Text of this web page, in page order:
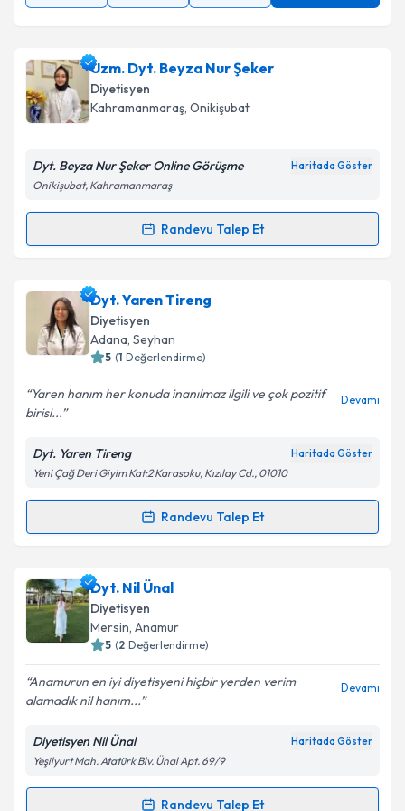
Uzm. Dyt. Beyza Nur Şeker
Diyetisyen
Kahramanmaraş, Onikişubat
Dyt. Beyza Nur Şeker Online Görüşme Haritada Göster
Onikişubat, Kahramanmaraş
Randevu Talep Et
Randevu Takvimi Talebi
Uzm. Dyt. Beyza Nur Şeker
talebi oluşturun. Size bu uzmandan randevu almanız
için bir takvim hazırlandığında e-posta ile
bilgilendireceğiz.
E-posta Adresiniz
Kişisel verilerimin işlenmesine ilişkin
Metni'ni okudum ve kişisel verilerimin belirtilen
kapsamda işlenmesini kabul ediyorum.
Dyt. Yaren Tireng
Diyetisyen
Adana, Seyhan
5 (1 Değerlendirme)
Yaren hanım her konuda inanılmaz ilgili ve çok pozitif
birisi...
Devamı
Dyt. Yaren Tireng Haritada Göster
Yeni Çağ Deri Giyim Kat:2 Karasoku, Kızılay Cd., 01010
Randevu Talep Et
Randevu Takvimi Talebi
Dyt. Yaren Tireng
oluşturun. Size bu uzmandan randevu almanız için bir
takvim hazırlandığında e-posta ile bilgilendireceğiz.
Kişisel verilerimin işlenmesine ilişkin
Aydınlatma
Metni'ni okudum ve kişisel verilerimin belirtilen
kapsamda işlenmesini kabul ediyorum.
Dyt. Nil Ünal
Diyetisyen
Mersin, Anamur
5 (2 Değerlendirme)
Anamurun en iyi diyetisyeni hiçbir yerden verim
alamadık nil hanım...
Devamı
Diyetisyen Nil Ünal Haritada Göster
Yeşilyurt Mah. Atatürk Blv. Ünal Apt. 69/9
Randevu Talep Et